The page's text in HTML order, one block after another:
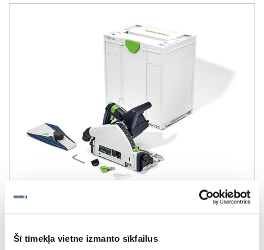
Šī tīmekļa vietne izmanto sīkfailus